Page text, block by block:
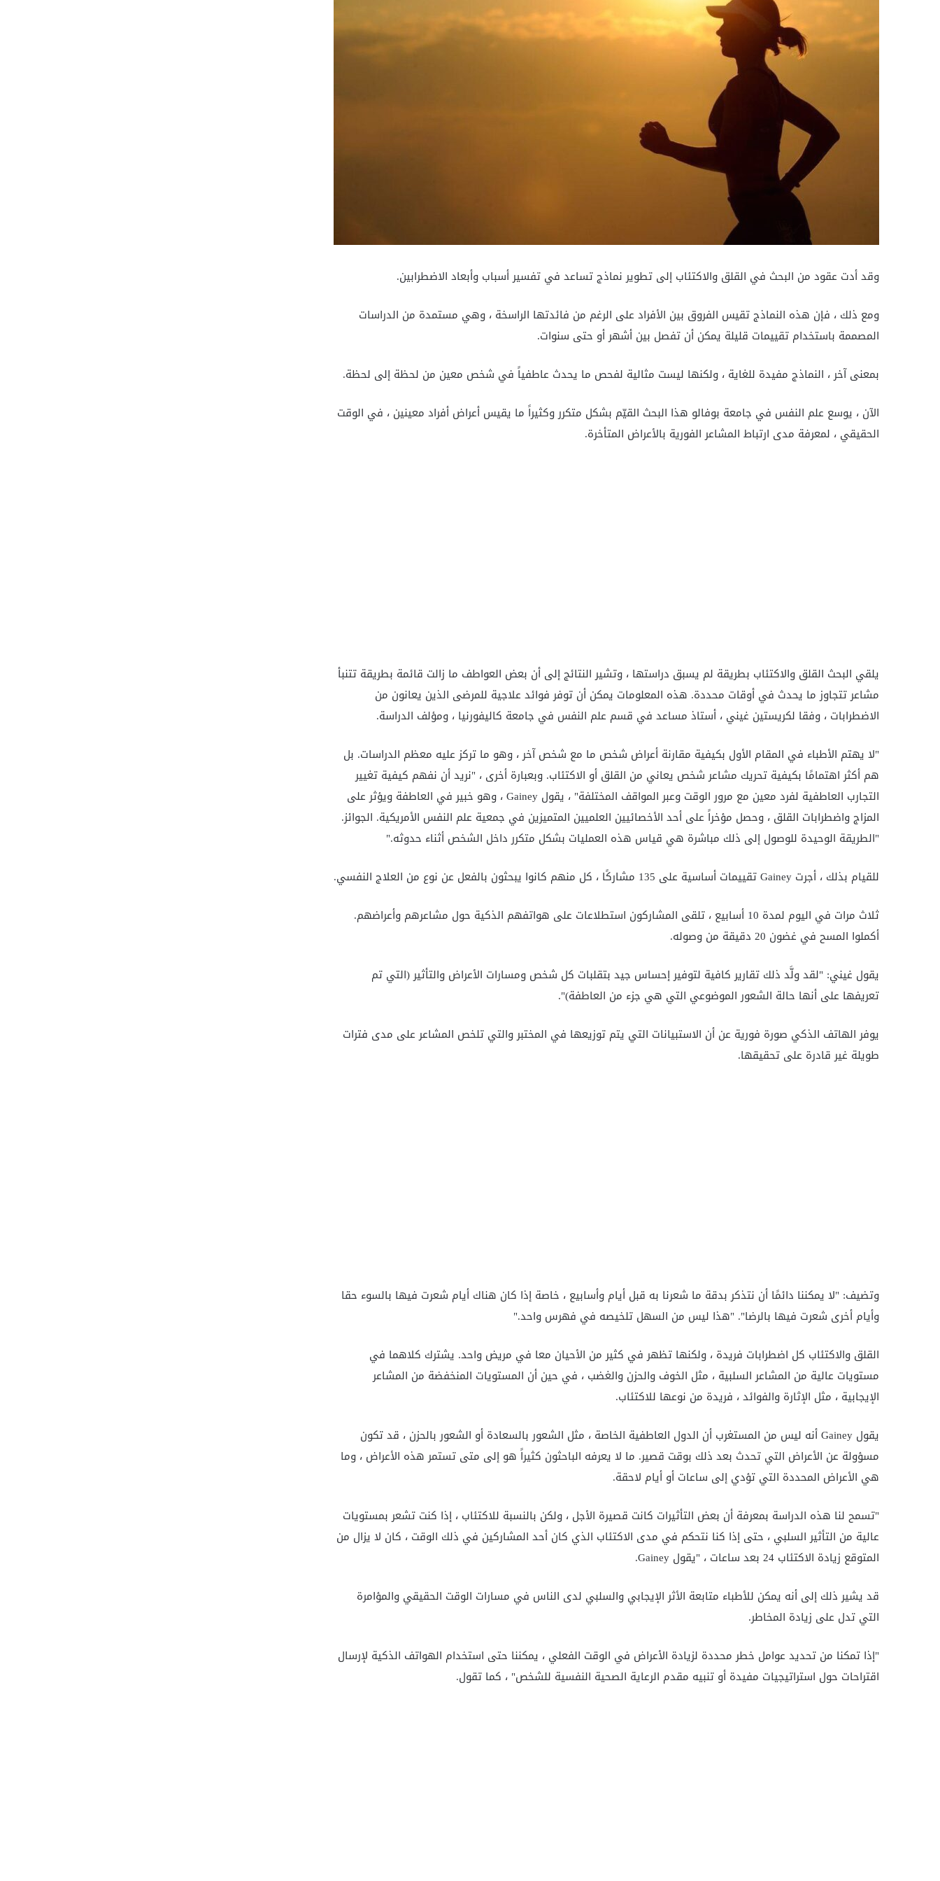
وقد أدت عقود من البحث في القلق والاكتئاب إلى تطوير نماذج تساعد في تفسير أسباب وأبعاد الاضطرابين.
ومع ذلك ، فإن هذه النماذج تقيس الفروق بين الأفراد على الرغم من فائدتها الراسخة ، وهي مستمدة من الدراسات
المصممة باستخدام تقييمات قليلة يمكن أن تفصل بين أشهر أو حتى سنوات.
بمعنى آخر ، النماذج مفيدة للغاية ، ولكنها ليست مثالية لفحص ما يحدث عاطفياً في شخص معين من لحظة إلى لحظة.
الآن ، يوسع علم النفس في جامعة بوفالو هذا البحث القيّم بشكل متكرر وكثيراً ما يقيس أعراض أفراد معينين ، في الوقت
الحقيقي ، لمعرفة مدى ارتباط المشاعر الفورية بالأعراض المتأخرة.
يلقي البحث القلق والاكتئاب بطريقة لم يسبق دراستها ، وتشير النتائج إلى أن بعض العواطف ما زالت قائمة بطريقة تتنبأ
مشاعر تتجاوز ما يحدث في أوقات محددة. هذه المعلومات يمكن أن توفر فوائد علاجية للمرضى الذين يعانون من
الاضطرابات ، وفقا لكريستين غيني ، أستاذ مساعد في قسم علم النفس في جامعة كاليفورنيا ، ومؤلف الدراسة.
"لا يهتم الأطباء في المقام الأول بكيفية مقارنة أعراض شخص ما مع شخص آخر ، وهو ما تركز عليه معظم الدراسات. بل
هم أكثر اهتمامًا بكيفية تحريك مشاعر شخص يعاني من القلق أو الاكتئاب. وبعبارة أخرى ، "نريد أن نفهم كيفية تغيير
التجارب العاطفية لفرد معين مع مرور الوقت وعبر المواقف المختلفة" ، يقول Gainey ، وهو خبير في العاطفة ويؤثر على
المزاج واضطرابات القلق ، وحصل مؤخراً على أحد الأخصائيين العلميين المتميزين في جمعية علم النفس الأمريكية. الجوائز.
"الطريقة الوحيدة للوصول إلى ذلك مباشرة هي قياس هذه العمليات بشكل متكرر داخل الشخص أثناء حدوثه."
للقيام بذلك ، أجرت Gainey تقييمات أساسية على 135 مشاركًا ، كل منهم كانوا يبحثون بالفعل عن نوع من العلاج النفسي.
ثلاث مرات في اليوم لمدة 10 أسابيع ، تلقى المشاركون استطلاعات على هواتفهم الذكية حول مشاعرهم وأعراضهم.
أكملوا المسح في غضون 20 دقيقة من وصوله.
يقول غيني: "لقد ولَّد ذلك تقارير كافية لتوفير إحساس جيد بتقلبات كل شخص ومسارات الأعراض والتأثير (التي تم
تعريفها على أنها حالة الشعور الموضوعي التي هي جزء من العاطفة)".
يوفر الهاتف الذكي صورة فورية عن أن الاستبيانات التي يتم توزيعها في المختبر والتي تلخص المشاعر على مدى فترات
طويلة غير قادرة على تحقيقها.
وتضيف: "لا يمكننا دائمًا أن نتذكر بدقة ما شعرنا به قبل أيام وأسابيع ، خاصة إذا كان هناك أيام شعرت فيها بالسوء حقا
وأيام أخرى شعرت فيها بالرضا". "هذا ليس من السهل تلخيصه في فهرس واحد."
القلق والاكتئاب كل اضطرابات فريدة ، ولكنها تظهر في كثير من الأحيان معا في مريض واحد. يشترك كلاهما في
مستويات عالية من المشاعر السلبية ، مثل الخوف والحزن والغضب ، في حين أن المستويات المنخفضة من المشاعر
الإيجابية ، مثل الإثارة والفوائد ، فريدة من نوعها للاكتئاب.
يقول Gainey أنه ليس من المستغرب أن الدول العاطفية الخاصة ، مثل الشعور بالسعادة أو الشعور بالحزن ، قد تكون
مسؤولة عن الأعراض التي تحدث بعد ذلك بوقت قصير. ما لا يعرفه الباحثون كثيراً هو إلى متى تستمر هذه الأعراض ، وما
هي الأعراض المحددة التي تؤدي إلى ساعات أو أيام لاحقة.
"تسمح لنا هذه الدراسة بمعرفة أن بعض التأثيرات كانت قصيرة الأجل ، ولكن بالنسبة للاكتئاب ، إذا كنت تشعر بمستويات
عالية من التأثير السلبي ، حتى إذا كنا نتحكم في مدى الاكتئاب الذي كان أحد المشاركين في ذلك الوقت ، كان لا يزال من
المتوقع زيادة الاكتئاب 24 بعد ساعات ، "يقول Gainey.
قد يشير ذلك إلى أنه يمكن للأطباء متابعة الأثر الإيجابي والسلبي لدى الناس في مسارات الوقت الحقيقي والمؤامرة
التي تدل على زيادة المخاطر.
"إذا تمكنا من تحديد عوامل خطر محددة لزيادة الأعراض في الوقت الفعلي ، يمكننا حتى استخدام الهواتف الذكية لإرسال
اقتراحات حول استراتيجيات مفيدة أو تنبيه مقدم الرعاية الصحية النفسية للشخص" ، كما تقول.